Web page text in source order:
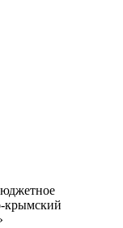
крымский